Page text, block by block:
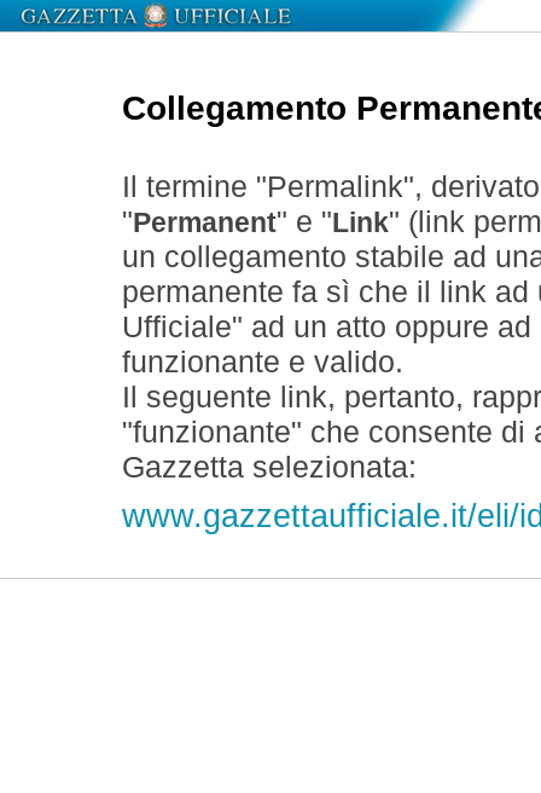
Collegamento
Il termine "Permalink",
" Permanent" e " Link" (link
un collegamento stabile ad
permanente fa sì che il link
Ufficiale" ad un atto oppure
funzionante e valido.
Il seguente link, pertanto,
"funzionante" che consente
Gazzetta selezionata:
www.gazzettaufficiale.it/eli/